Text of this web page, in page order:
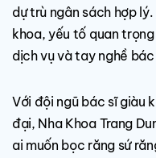
dự trù ngân sách hợp
khoa, yếu tố quan
dịch vụ và tay nghề
Với đội ngũ bác sĩ giàu
đại, Nha Khoa Trang
ai muốn bọc răng sứ